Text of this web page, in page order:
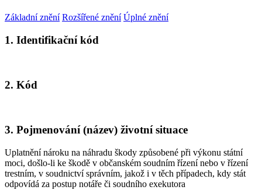
Základní znění Rozšířené znění Úplné znění
1. Identifikační kód
2. Kód
3. Pojmenování (název) životní situace
Uplatnění nároku na náhradu škody způsobené při výkonu státní
moci, došlo-li ke škodě v občanském soudním řízení nebo v řízení
trestním, v soudnictví správním, jakož i v těch případech, kdy stát
odpovídá za postup notáře či soudního exekutora